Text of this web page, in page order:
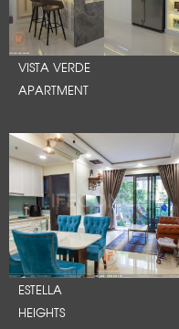
VISTA VERDE
APARTMENT
ESTELLA
HEIGHTS